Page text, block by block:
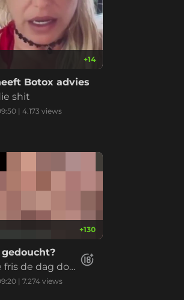
+14
Botox advies
shit
|4.173 views
+130
fris de dag doo
|7.274 views